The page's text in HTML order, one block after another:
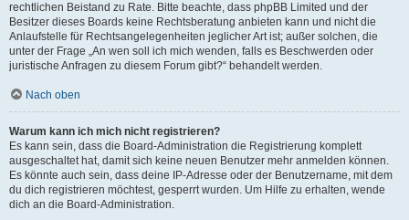
rechtlichen Beistand zu Rate. Bitte beachte, dass phpBB Limited und der
Besitzer dieses Boards keine Rechtsberatung anbieten kann und nicht die
Anlaufstelle für Rechtsangelegenheiten jeglicher Art ist; außer solchen, die
unter der Frage „An wen soll ich mich wenden, falls es Beschwerden oder
juristische Anfragen zu diesem Forum gibt?“ behandelt werden.
Nach oben
Warum kann ich mich nicht registrieren?
Es kann sein, dass die Board-Administration die Registrierung komplett
ausgeschaltet hat, damit sich keine neuen Benutzer mehr anmelden können.
Es könnte auch sein, dass deine IP-Adresse oder der Benutzername, mit dem
du dich registrieren möchtest, gesperrt wurden. Um Hilfe zu erhalten, wende
dich an die Board-Administration.